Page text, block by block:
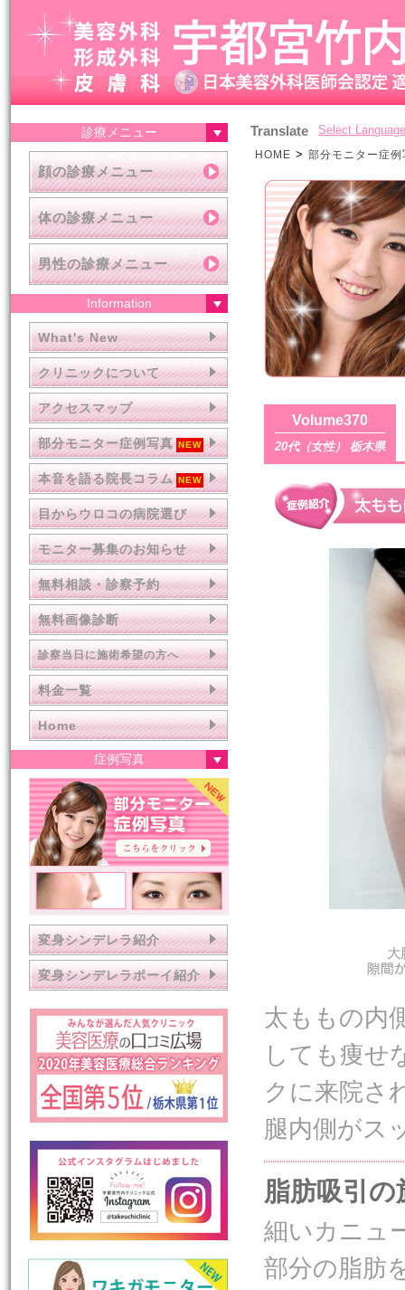
診療メニュー
顔の診療メニュー
体の診療メニュー
男性の診療メニュー
Information
What's New
クリニックについて
アクセスマップ
部分モニター症例写真
本音を語る院長コラム
目からウロコの病院選び
モニター募集のお知らせ
無料相談・診察予約
無料画像診断
診察当日に施術希望の方へ
料金一覧
Home
症例写真
変身シンデレラ紹介
変身シンデレラボーイ紹介
Translate Select Language
HOME > 部分モニター症例
Volume370
20代（女性） 栃木県
太ももの内
しても痩せ
クに来院さ
腿内側がス
脂肪吸引
細いカニュ
部分の脂肪